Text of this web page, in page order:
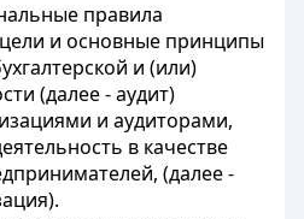
правила
и основные принципы
и (или)
(далее - аудит)
и аудиторами,
в качестве
(далее -